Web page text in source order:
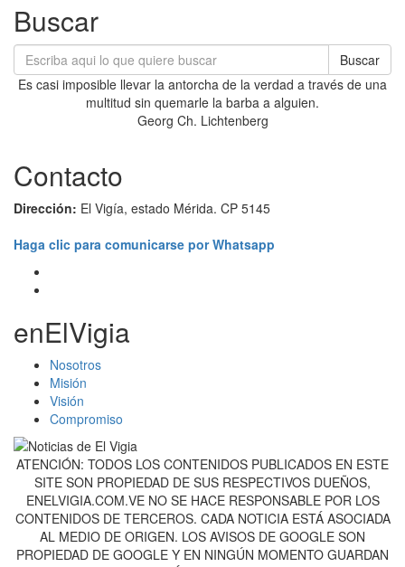
Buscar
Buscar
Es casi imposible llevar la antorcha de la verdad a través de una
multitud sin quemarle la barba a alguien.
Georg Ch. Lichtenberg
Contacto
Dirección: El Vigía, estado Mérida. CP 5145
Haga clic para comunicarse por Whatsapp
enElVigia
Nosotros
Misión
Visión
Compromiso
ATENCIÓN: TODOS LOS CONTENIDOS PUBLICADOS EN ESTE
SITE SON PROPIEDAD DE SUS RESPECTIVOS DUEÑOS,
ENELVIGIA.COM.VE NO SE HACE RESPONSABLE POR LOS
CONTENIDOS DE TERCEROS. CADA NOTICIA ESTÁ ASOCIADA
AL MEDIO DE ORIGEN. LOS AVISOS DE GOOGLE SON
PROPIEDAD DE GOOGLE Y EN NINGÚN MOMENTO GUARDAN